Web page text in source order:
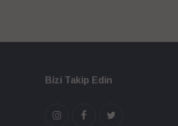
Bizi Takip Edin